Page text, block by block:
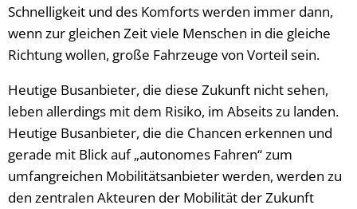
Schnelligkeit und des Komforts werden immer dann,
wenn zur gleichen Zeit viele Menschen in die gleiche
Richtung wollen, große Fahrzeuge von Vorteil sein.
Heutige Busanbieter, die diese Zukunft nicht sehen,
leben allerdings mit dem Risiko, im Abseits zu landen.
Heutige Busanbieter, die die Chancen erkennen und
gerade mit Blick auf „autonomes Fahren“ zum
umfangreichen Mobilitätsanbieter werden, werden zu
den zentralen Akteuren der Mobilität der Zukunft